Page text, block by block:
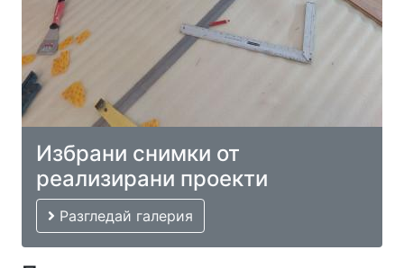
Избрани снимки от
реализирани проекти
Разгледай галерия